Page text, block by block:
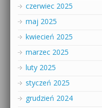
czerwiec 2025
maj 2025
kwiecień 2025
marzec 2025
luty 2025
styczeń 2025
grudzień 2024